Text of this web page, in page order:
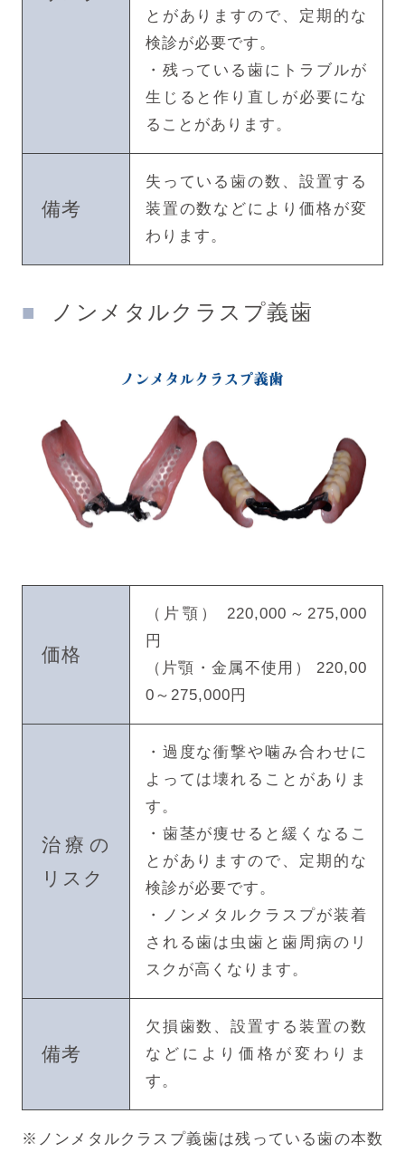
とがありますので、定期的な
検診が必要です。
・残っている歯にトラブルが
生じると作り直しが必要にな
ることがあります。
備考
失っている歯の数、設置する
装置の数などにより価格が変
わります。
ノンメタルクラスプ義歯
価格
（片顎） 220,000～275,000
円
（片顎・金属不使用） 220,00
0～275,000円
治療の
リスク
・過度な衝撃や噛み合わせに
よっては壊れることがありま
す。
・歯茎が痩せると緩くなるこ
とがありますので、定期的な
検診が必要です。
・ノンメタルクラスプが装着
される歯は虫歯と歯周病のリ
スクが高くなります。
備考
欠損歯数、設置する装置の数
などにより価格が変わりま
す。
※ノンメタルクラスプ義歯は残っている歯の本数